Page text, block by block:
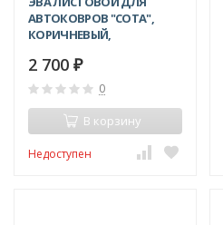
АВТОКОВРОВ "СОТА",
КОРИЧНЕВЫЙ,
2 700 ₽
0
В корзину
Недоступен